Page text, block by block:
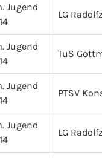
Jugend
LG
Jugend
TuS
Jugend
PTSV
Jugend
LG